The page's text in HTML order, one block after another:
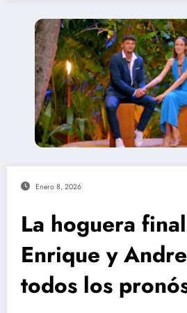
Enero 8, 2026
La hoguera
Enrique y
todos los